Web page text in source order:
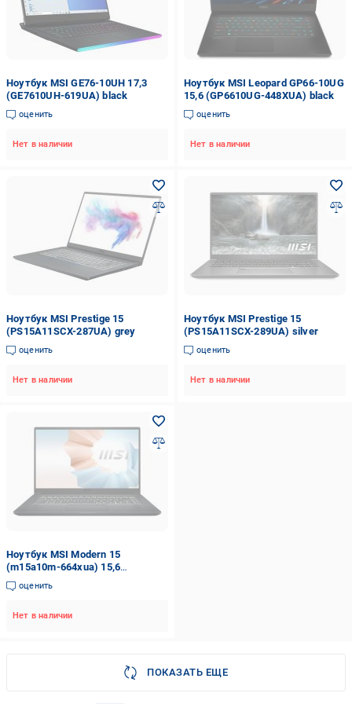
Ноутбук MSI GE76-10UH 17,3
(GE7610UH-619UA) black
оценить
Нет в наличии
Ноутбук MSI Leopard GP66-10UG
15,6 (GP6610UG-448XUA) black
оценить
Нет в наличии
Ноутбук MSI Prestige 15
(PS15A11SCX-287UA) grey
оценить
Нет в наличии
Ноутбук MSI Prestige 15
(PS15A11SCX-289UA) silver
оценить
Нет в наличии
Ноутбук MSI Modern 15
(m15a10m-664xua) 15,6
(M15A10M-664XUA) grey
оценить
Нет в наличии
ПОКАЗАТЬ ЕЩЕ